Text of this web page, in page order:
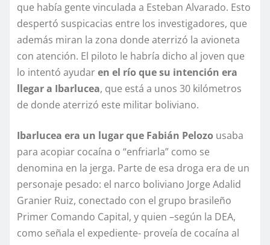
que había gente vinculada a Esteban Alvarado. Esto
despertó suspicacias entre los investigadores, que
además miran la zona donde aterrizó la avioneta
con atención. El piloto le habría dicho al joven que
lo intentó ayudaren el río que su intención era
llegar a Ibarlucea, que está a unos 30 kilómetros
de donde aterrizó este militar boliviano.
Ibarlucea era un lugar que Fabián Pelozo usaba
para acopiar cocaína o “enfriarla” como se
denomina en la jerga. Parte de esa droga era de un
personaje pesado: el narco boliviano Jorge Adalid
Granier Ruiz, conectado con el grupo brasileño
Primer Comando Capital, y quien –según la DEA,
como señala el expediente- proveía de cocaína al